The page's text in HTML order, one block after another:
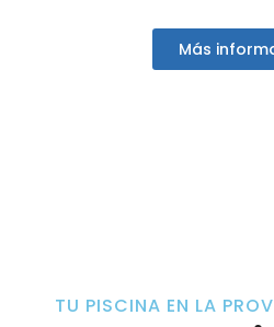
Más
TU PISCINA EN LA